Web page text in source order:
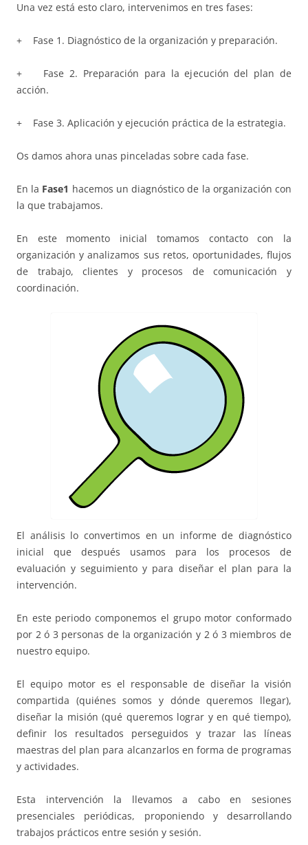
Una vez está esto claro, intervenimos en tres fases:
+ Fase 1. Diagnóstico de la organización y preparación.
+ Fase 2. Preparación para la ejecución del plan de
acción.
+ Fase 3. Aplicación y ejecución práctica de la estrategia.
Os damos ahora unas pinceladas sobre cada fase.
En la Fase1 hacemos un diagnóstico de la organización con
la que trabajamos.
En este momento inicial tomamos contacto con la
organización y analizamos sus retos, oportunidades, flujos
de trabajo, clientes y procesos de comunicación y
coordinación.
El análisis lo convertimos en un informe de diagnóstico
inicial que después usamos para los procesos de
evaluación y seguimiento y para diseñar el plan para la
intervención.
En este periodo componemos el grupo motor conformado
por 2 ó 3 personas de la organización y 2 ó 3 miembros de
nuestro equipo.
El equipo motor es el responsable de diseñar la visión
compartida (quiénes somos y dónde queremos llegar),
diseñar la misión (qué queremos lograr y en qué tiempo),
definir los resultados perseguidos y trazar las líneas
maestras del plan para alcanzarlos en forma de programas
y actividades.
Esta intervención la llevamos a cabo en sesiones
presenciales periódicas, proponiendo y desarrollando
trabajos prácticos entre sesión y sesión.